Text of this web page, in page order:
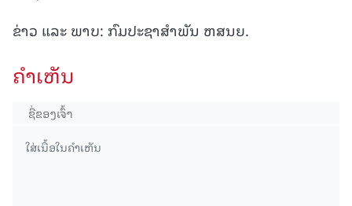
ຂ່າວ ແລະ ພາບ: ກົມປະຊາສຳພັນ ຫສນຍ.
ຄໍາເຫັນ